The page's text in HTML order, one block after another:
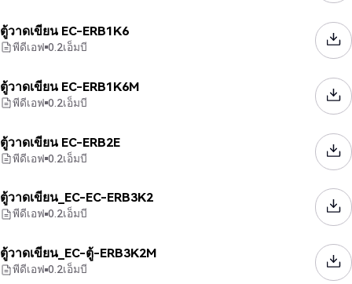
ตู้วาดเขียน EC-ERB1K6
พีดีเอฟ 0.2เอ็มบี
ตู้วาดเขียน EC-ERB1K6M
พีดีเอฟ 0.2เอ็มบี
ตู้วาดเขียน EC-ERB2E
พีดีเอฟ 0.2เอ็มบี
ตู้วาดเขียน_EC-EC-ERB3K2
พีดีเอฟ 0.2เอ็มบี
ตู้วาดเขียน_EC-ตู้-ERB3K2M
พีดีเอฟ 0.2เอ็มบี